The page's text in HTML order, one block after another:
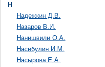
Н
Надежкин Д.В.
Назаров В.И.
Нанишвили О.А.
Насибулин И.М.
Насырова Е.А.